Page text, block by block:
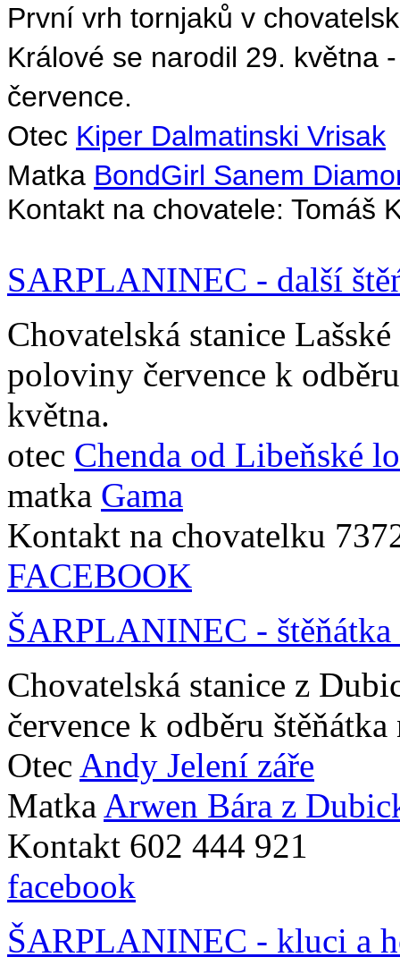
První vrh tornjaků v
Králové se narodil 29. května
července.
Otec Kiper Dalmatinski Vrisak
Matka BondGirl Sanem
Kontakt na chovatele: Tomáš
SARPLANINEC - další
Chovatelská stanice
poloviny července k
května.
otec Chenda od Libeňské
matka Gama
Kontakt na chovatelku
FACEBOOK
ŠARPLANINEC -
Chovatelská stanice z
července k odběru
Otec Andy Jelení záře
Matka Arwen Bára z
Kontakt 602 444 921
facebook
ŠARPLANINEC - kluci a